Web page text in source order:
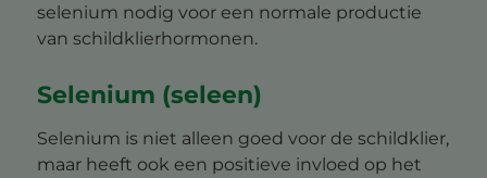
selenium nodig voor een normale productie
van schildklierhormonen.
Selenium (seleen)
Selenium is niet alleen goed voor de schildklier,
maar heeft ook een positieve invloed op het